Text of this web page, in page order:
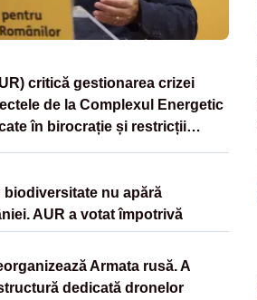
critică gestionarea crizei
de la Complexul Energetic
în birocrație și restricții
biodiversitate nu apără
AUR a votat împotrivă
Armata rusă. A
dedicată dronelor